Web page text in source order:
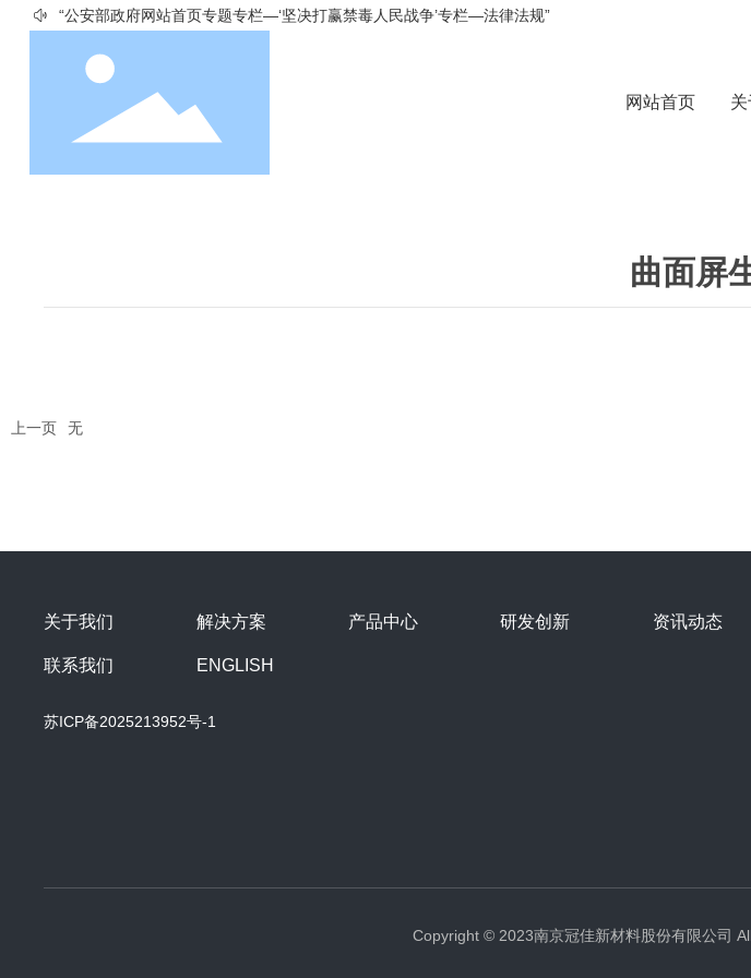
“公安部政府网站首页专题专栏—‘坚决打赢禁毒人民战争’专栏—法律法规”
网站首页
首页 设备图片
曲面屏
上一页 无
关于我们 解决方案 产品中心 研发创新 资讯动态
联系我们 ENGLISH
苏ICP备2025213952号-1
Copyright © 2023南京冠佳新材料股份有限公司